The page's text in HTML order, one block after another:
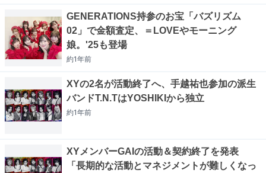
GENERATIONS持参のお宝「バズリズム
02」で金額査定、＝LOVEやモーニング
娘。'25も登場
約1年前
XYの2名が活動終了へ、手越祐也参加の派生
バンドT.N.TはYOSHIKIから独立
約1年前
XYメンバーGAIの活動＆契約終了を発表
「長期的な活動とマネジメントが難しくなっ